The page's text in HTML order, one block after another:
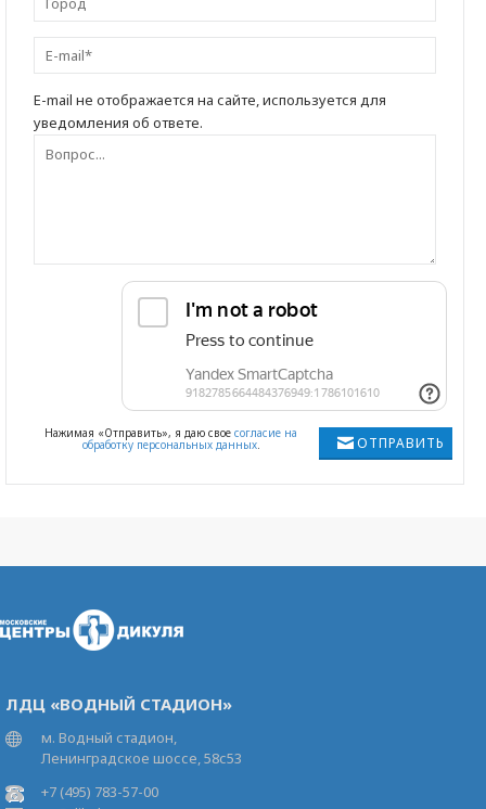
E-mail не отображается на сайте, используется для
уведомления об ответе.
ОТПРАВИТЬ
Нажимая «Отправить», я даю свое согласие на
обработку персональных данных.
ЛДЦ «ВОДНЫЙ СТАДИОН»
м. Водный стадион,
Ленинградское шоссе, 58с53
+7 (495) 783-57-00